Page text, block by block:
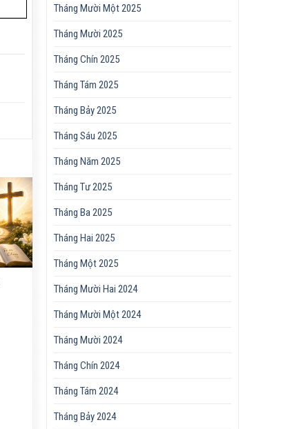
Tháng Mười Một 2025
Tháng Mười 2025
Tháng Chín 2025
Tháng Tám 2025
Tháng Bảy 2025
Tháng Sáu 2025
Tháng Năm 2025
Tháng Tư 2025
Tháng Ba 2025
Tháng Hai 2025
Tháng Một 2025
Tháng Mười Hai 2024
Tháng Mười Một 2024
Tháng Mười 2024
Tháng Chín 2024
Tháng Tám 2024
Tháng Bảy 2024